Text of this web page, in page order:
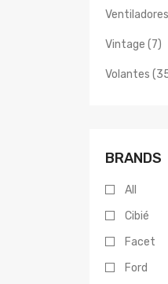
Vintage (7)
Volantes
BRANDS
All
Cibié
Facet
Ford